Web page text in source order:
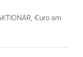
€uro am